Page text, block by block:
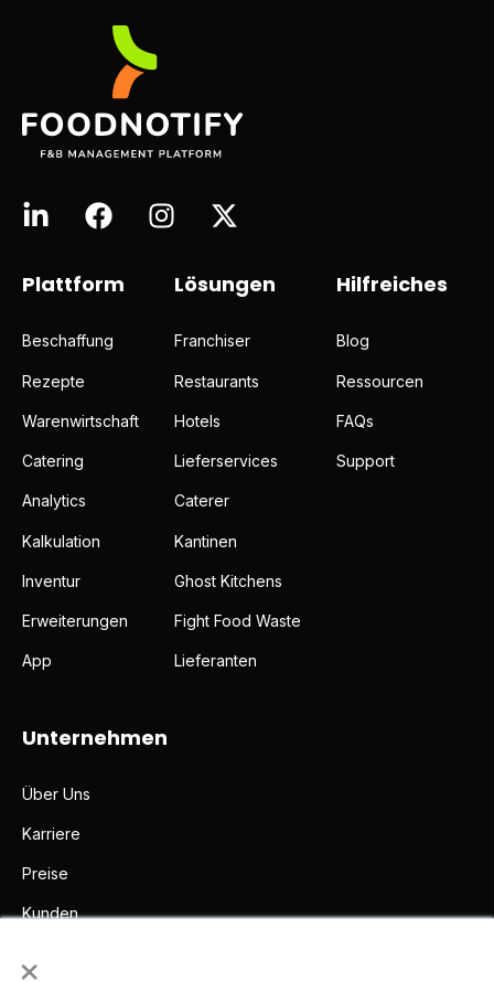
×
Plattform
Beschaffung
Rezepte
Warenwirtschaft
Catering
Analytics
Kalkulation
Inventur
Erweiterungen
App
Lösungen
Franchiser
Restaurants
Hotels
Lieferservices
Caterer
Kantinen
Ghost Kitchens
Fight Food Waste
Lieferanten
Hilfreiches
Blog
Ressourcen
FAQs
Support
Unternehmen
Über Uns
Karriere
Preise
Kunden